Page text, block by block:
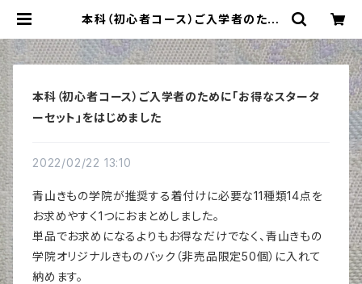
本科（初心者コース）ご入学者のため
ました | 青山きもの学院のネットショ
ップ【着付けデポ】
本科（初心者コース）ご入学者のために「お得なスタータ
ーセット」をはじめました
2022/02/22 13:10
青山きもの学院が推奨する着付けに必要な11種類14点を
お求めやすく1つにおまとめしました。
単品でお求めになるよりもお得なだけでなく、青山きもの
学院オリジナルきものバック（非売品限定50個）に入れて
納めます。